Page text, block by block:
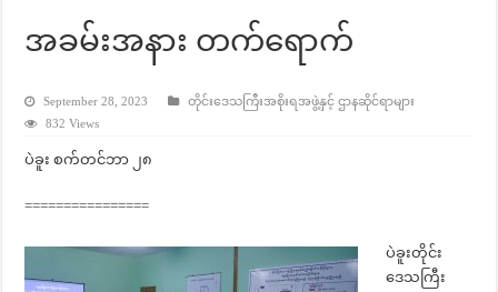
အခမ်းအနား တက်ရောက်
September 28, 2023
တိုင်းဒေသကြီးအစိုးရအဖွဲ့နှင့် ဌာနဆိုင်ရာများ
832 Views
ပဲခူး စက်တင်ဘာ ၂၈
================
ပဲခူးတိုင်း
ဒေသကြီး